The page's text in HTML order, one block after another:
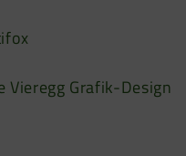
Vieregg Grafik-Design